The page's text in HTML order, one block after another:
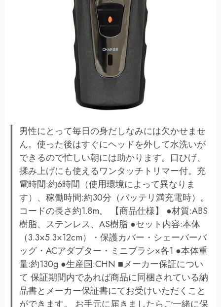
男性にとって毎日の身だしなみには欠かせませ
ん。使った後はすぐにヘッドを外して水洗いが
できるので忙しい朝には助かります。口ひげ、
揉み上げにも使えるワンタッチトリマー付。充
電時間:約6時間（使用環境によって異なりま
す）、稼働時間:約30分（バッテリ満充電時）。
コードの長さ約1.8m。 【商品仕様】 ●材質:ABS
樹脂、ステンレス、AS樹脂 ●セット内容:本体
（3.3×5.3×12cm）・保護カバー・シェーバーバ
ッグ・ACアダプター・ミニブラシ×各1 ●本体重
量:約130g ●生産国:CHN ■メーカー保証につい
て 保証期間内であれば商品に同梱されている納
品書とメーカー保証書にてお受けいただくこと
ができます。 お手元に届きましたらご一緒に保